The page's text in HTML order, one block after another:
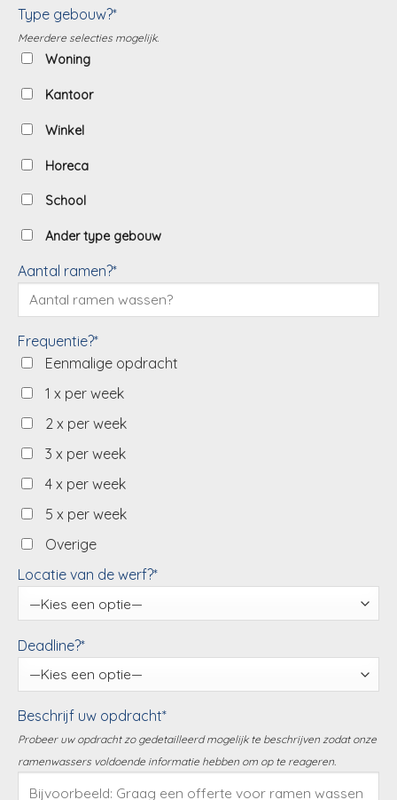
Type gebouw?*
Meerdere selecties mogelijk.
Woning
Kantoor
Winkel
Horeca
School
Ander type gebouw
Aantal ramen?*
Frequentie?*
Eenmalige opdracht
1 x per week
2 x per week
3 x per week
4 x per week
5 x per week
Overige
Locatie van de werf?*
Deadline?*
Beschrijf uw opdracht*
Probeer uw opdracht zo gedetailleerd mogelijk te beschrijven zodat onze
ramenwassers voldoende informatie hebben om op te reageren.